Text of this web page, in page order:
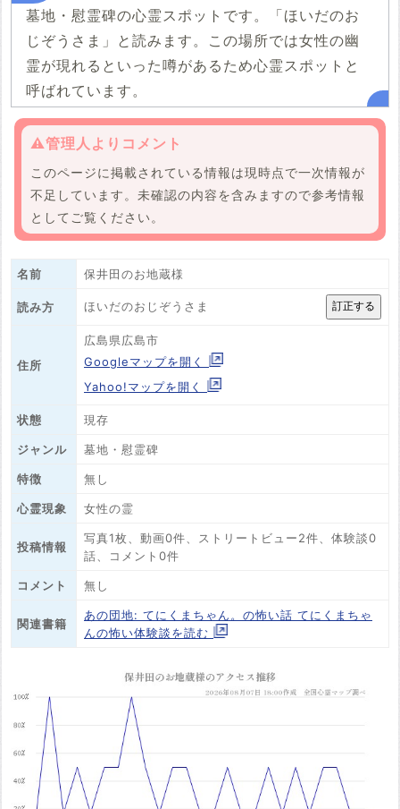
墓地・慰霊碑の心霊スポットです。「ほいだのお
じぞうさま」と読みます。この場所では女性の幽
霊が現れるといった噂があるため心霊スポットと
呼ばれています。
⚠️管理人よりコメント
このページに掲載されている情報は現時点で一次情報が
不足しています。未確認の内容を含みますので参考情報
としてご覧ください。
名前 保井田のお地蔵様
読み方 ほいだのおじぞうさま
住所
広島県広島市
Googleマップを開く
Yahoo!マップを開く
状態 現存
ジャンル 墓地・慰霊碑
特徴 無し
心霊現象 女性の霊
投稿情報
写真1枚、動画0件、ストリートビュー2件、体験談0
話、コメント0件
コメント 無し
関連書籍
あの団地: てにくまちゃん。の怖い話 てにくまちゃ
んの怖い体験談を読む